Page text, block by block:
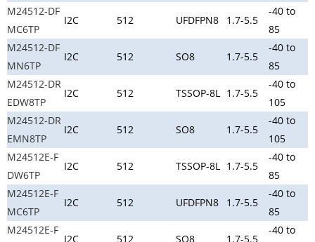
M24512-DF
MC6TP
I2C 512 UFDFPN8 1.7-5.5
-40 to
85
M24512-DF
MN6TP
I2C 512 SO8 1.7-5.5
-40 to
85
M24512-DR
EDW8TP
I2C 512 TSSOP-8L 1.7-5.5
-40 to
105
M24512-DR
EMN8TP
I2C 512 SO8 1.7-5.5
-40 to
105
M24512E-F
DW6TP
I2C 512 TSSOP-8L 1.7-5.5
-40 to
85
M24512E-F
MC6TP
I2C 512 UFDFPN8 1.7-5.5
-40 to
85
M24512E-F
I2C 512 SO8 1.7-5.5
-40 to